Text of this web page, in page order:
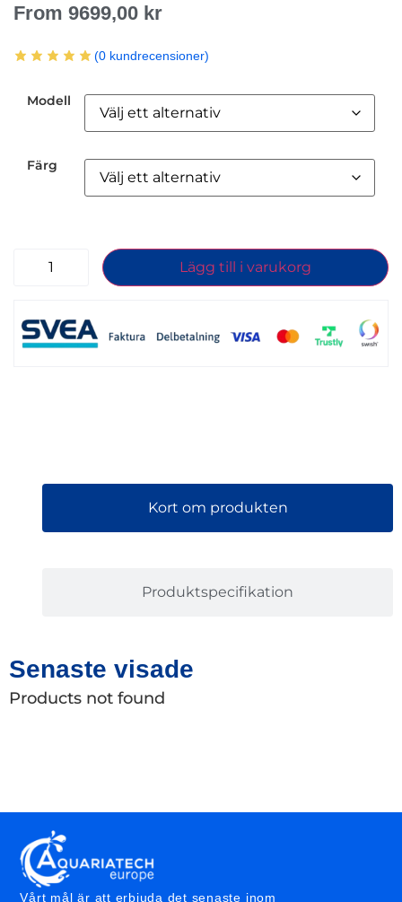
From 9699,00 kr
(0 kundrecensioner)
Modell
Färg
Lägg till i varukorg
Kort om produkten
Produktspecifikation
Senaste visade
Products not found
Vårt mål är att erbjuda det senaste inom